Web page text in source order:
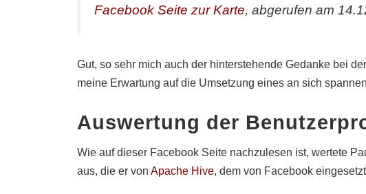
Facebook Seite zur Karte, abgerufen am
Gut, so sehr mich auch der hinterstehende Gedanke bei
meine Erwartung auf die Umsetzung eines an sich
Auswertung der
Wie auf dieser Facebook Seite nachzulesen ist, wertete
aus, die er von Apache Hive, dem von Facebook